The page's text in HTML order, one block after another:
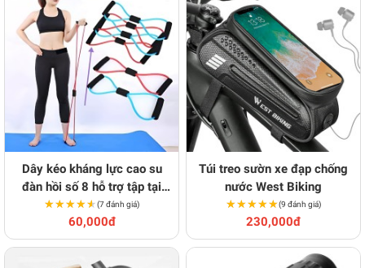
Dây kéo kháng lực cao su
đàn hồi số 8 hỗ trợ tập tại
nhà
★★★★★
★★★★★(7 đánh giá)
60,000đ
Túi treo sườn xe đạp chống
nước West Biking
★★★★★
★★★★★(9 đánh giá)
230,000đ